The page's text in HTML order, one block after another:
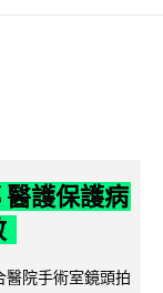
護保護病
院手術室鏡頭拍